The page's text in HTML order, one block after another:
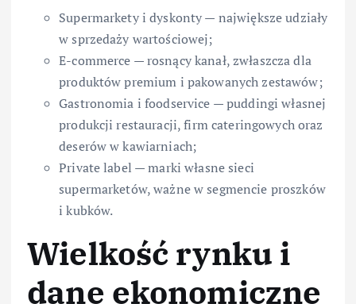
Supermarkety i dyskonty — największe udziały
w sprzedaży wartościowej;
E-commerce — rosnący kanał, zwłaszcza dla
produktów premium i pakowanych zestawów;
Gastronomia i foodservice — puddingi własnej
produkcji restauracji, firm cateringowych oraz
deserów w kawiarniach;
Private label — marki własne sieci
supermarketów, ważne w segmencie proszków
i kubków.
Wielkość rynku i
dane ekonomiczne